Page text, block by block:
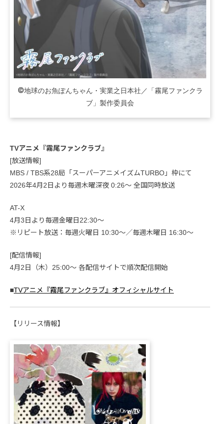
©地球のお魚ぽんちゃん・実業之日本社／「霧尾ファンクラ
ブ」製作委員会
TVアニメ『霧尾ファンクラブ』
[放送情報]
MBS / TBS系28局「スーパーアニメイズムTURBO」枠にて
2026年4月2日より毎週木曜深夜 0:26〜 全国同時放送
AT-X
4月3日より毎週金曜日22:30～
※リピート放送：毎週火曜日 10:30〜／毎週木曜日 16:30〜
[配信情報]
4月2日（木）25:00～ 各配信サイトで順次配信開始
■TVアニメ『霧尾ファンクラブ』オフィシャルサイト
【リリース情報】